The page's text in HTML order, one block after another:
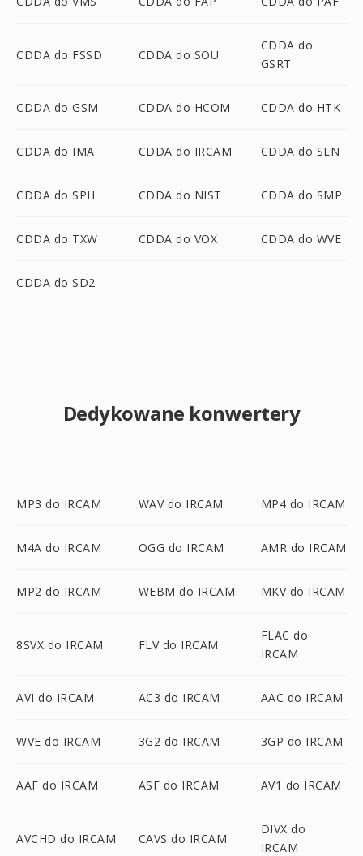
CDDA do FSSD CDDA do SOU
CDDA do
GSRT
CDDA do GSM CDDA do HCOM CDDA do HTK
CDDA do IMA CDDA do IRCAM CDDA do SLN
CDDA do SPH CDDA do NIST CDDA do SMP
CDDA do TXW CDDA do VOX CDDA do WVE
CDDA do SD2
Dedykowane konwertery
MP3 do IRCAM WAV do IRCAM MP4 do IRCAM
M4A do IRCAM OGG do IRCAM AMR do IRCAM
MP2 do IRCAM WEBM do IRCAM MKV do IRCAM
8SVX do IRCAM FLV do IRCAM
FLAC do
IRCAM
AVI do IRCAM AC3 do IRCAM AAC do IRCAM
WVE do IRCAM 3G2 do IRCAM 3GP do IRCAM
AAF do IRCAM ASF do IRCAM AV1 do IRCAM
AVCHD do IRCAM CAVS do IRCAM
DIVX do
IRCAM